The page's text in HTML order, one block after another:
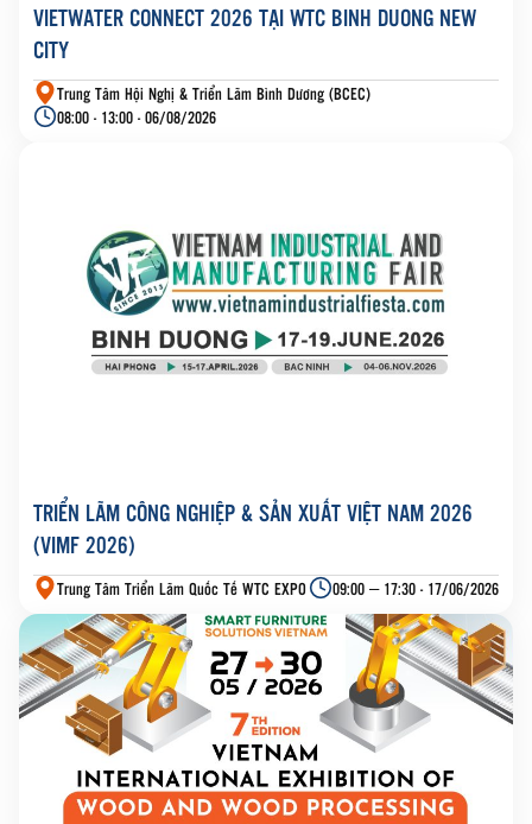
VIETWATER CONNECT 2026 TẠI WTC BINH DUONG NEW
CITY
Trung Tâm Hội Nghị & Triển Lãm Bình Dương (BCEC)
08:00 - 13:00 - 06/08/2026
TRIỂN LÃM CÔNG NGHIỆP & SẢN XUẤT VIỆT NAM 2026
(VIMF 2026)
Trung Tâm Triển Lãm Quốc Tế WTC EXPO 09:00 – 17:30 - 17/06/2026